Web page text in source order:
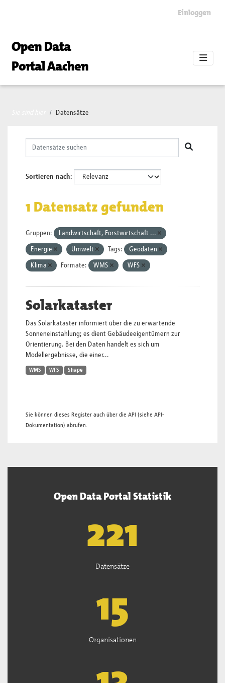
Einloggen
Open Data
Portal Aachen
Datensätze
Sortieren nach
1 Datensatz gefunden
Gruppen: Landwirtschaft, Forstwirtschaft ...
Energie Umwelt Tags: Geodaten
Klima Formate: WMS WFS
Solarkataster
Das Solarkataster informiert über die zu erwartende
Sonneneinstahlung; es dient Gebäudeeigentümern zur
Orientierung. Bei den Daten handelt es sich um
Modellergebnisse, die einer...
WMS WFS Shape
Sie können dieses Register auch über die API (siehe API-
Dokumentation) abrufen.
Open Data Portal Statistik
222
Datensätze
15
Organisationen